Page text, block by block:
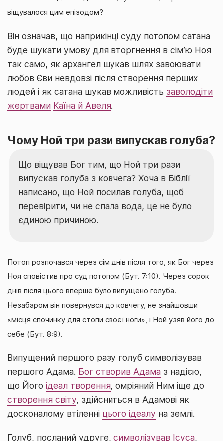
віщувалося цим епізодом?
Він означав, що наприкінці суду потопом сатана
буде шукати умову для вторгнення в сім’ю Ноя
так само, як архангел шукав шлях завоювати
любов Єви невдовзі після створення перших
людей і як сатана шукав можливість заволодіти
жертвами Каїна й Авеля.
Чому Ной три рази випускав голуба?
Що віщував Бог тим, що Ной три рази
випускав голуба з ковчега? Хоча в Біблії
написано, що Ной посилав голуба, щоб
перевірити, чи не спала вода, це не було
єдиною причиною.
Потоп розпочався через сім днів після того, як Бог через
Ноя сповістив про суд потопом (Бут. 7:10). Через сорок
днів після цього вперше було випущено голуба.
Незабаром він повернувся до ковчегу, не знайшовши
«місця спочинку для стопи своєї ноги», і Ной узяв його до
себе (Бут. 8:9).
Випущений першого разу голуб символізував
першого Адама. Бог створив Адама з надією,
що Його ідеал творення, омріяний Ним іще до
створення світу, здійсниться в Адамові як
досконалому втіленні цього ідеалу на землі.
Голуб, посланий удруге, символізував Ісуса,